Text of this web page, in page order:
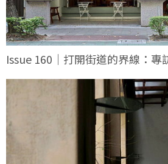
Issue 160｜打開街道的界線：